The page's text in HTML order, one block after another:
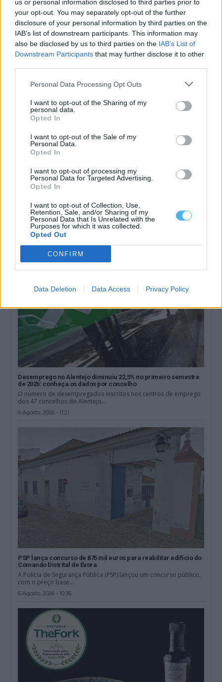
us or personal information disclosed to third parties prior to
your opt-out. You may separately opt-out of the further
disclosure of your personal information by third parties on the
IAB’s list of downstream participants. This information may
also be disclosed by us to third parties on the IAB’s List of
Downstream Participants that may further disclose it to other
Personal Data Processing Opt Outs
I want to opt-out of the Sharing of my
personal data.
Opted In
I want to opt-out of the Sale of my
Personal Data.
Opted In
I want to opt-out of processing my
Personal Data for Targeted Advertising.
Opted In
I want to opt-out of Collection, Use,
Retention, Sale, and/or Sharing of my
Personal Data that Is Unrelated with the
Purposes for which it was collected.
Opted Out
CONFIRM
Data Deletion Data Access Privacy Policy
Instituto Cultural de Évora promove fichas pedagógicas
gratuitas sobre património e natureza
O Instituto Cultural de Évora (ICÉ) e o Repositório Pedagógico
promovem o Ciclo de...
6 Agosto, 2026 - 12:15
detido em Reguengos de Monsaraz
Um homem de 31 anos foi detido pela PSP em Reguengos de
Monsaraz em...
6 Agosto, 2026 - 11:33
Desemprego no Alentejo diminuiu 22,5% no primeiro semestre
de 2026: conheça os dados por concelho
O número de desempregados inscritos nos centros de emprego
dos 47 concelhos do Alentejo...
6 Agosto, 2026 - 11:21
PSP lança concurso de 875 mil euros para reabilitar edifício do
Comando Distrital de Évora
A Polícia de Segurança Pública (PSP) lançou um concurso público,
com o preço base...
6 Agosto, 2026 - 10:36